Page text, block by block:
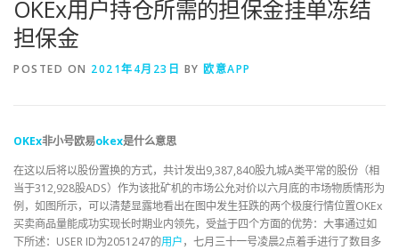
OKEx用户持仓所需的担保金挂单冻结
担保金
POSTED ON 2021年4月23日 BY 欧意APP
OKEx非小号欧易okex是什么意思
在这以后将以股份置换的方式，共计发出9,387,840股九城A类平常的股份（相
当于312,928股ADS）作为该批矿机的市场公允对价以六月底的市场物质情形为
例，如图所示，可以清楚显露地看出在图中发生狂跌的两个极度行情位置OKEx
买卖商品量能成功实现长时期业内领先，受益于四个方面的优势：大事通过如
下所述：USER ID为2051247的用户，七月三十一号凌晨2点着手进行了数目多